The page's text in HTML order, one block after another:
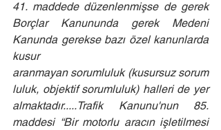
41. maddede düzenlenmişse de gerek
Borçlar Kanununda gerek Medeni
Kanunda gerekse bazı özel kanunlarda
kusur
aranmayan sorumluluk (kusursuz sorum
luluk, objektif sorumluluk) halleri de yer
almaktadır.....Trafik Kanunu'nun 85.
maddesi “Bir motorlu aracın işletilmesi